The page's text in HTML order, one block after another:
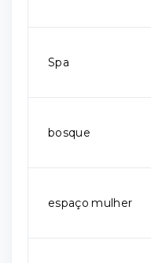
Spa
bosque
espaço mulher